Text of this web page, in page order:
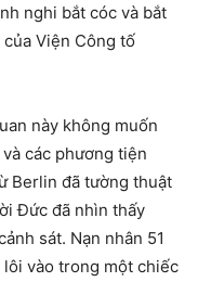
nghi bắt cóc và bắt
Viện Công tố
này không muốn
các phương tiện
Berlin đã tường thuật
Đức đã nhìn thấy
sát. Nạn nhân 51
vào trong một chiếc